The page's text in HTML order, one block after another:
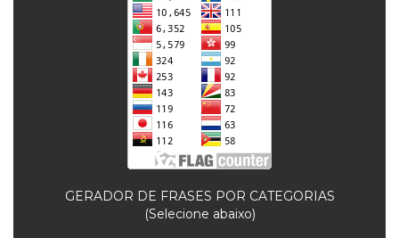
GERADOR DE FRASES POR CATEGORIAS
(Selecione abaixo)